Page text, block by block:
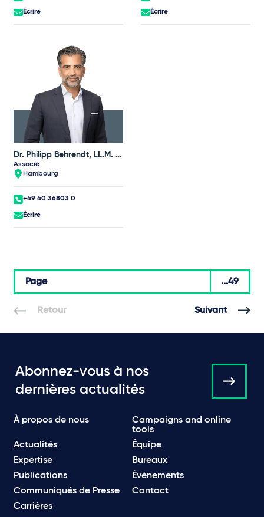
Écrire Écrire
Dr. Philipp Behrendt, LL.M. (UNSW)
Associé
Hambourg
+49 40 36803 0
Écrire
Page ...49
Retour Suivant
Abonnez-vous à nos
dernières actualités
À propos de nous
Campaigns and online
tools
Actualités
Équipe
Expertise
Bureaux
Publications
Événements
Communiqués de Presse
Contact
Carrières